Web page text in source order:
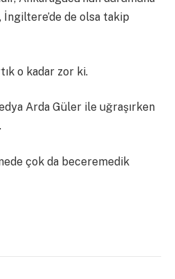
de olsa takip
o kadar zor ki.
Arda Güler ile uğraşırken
çok da beceremedik